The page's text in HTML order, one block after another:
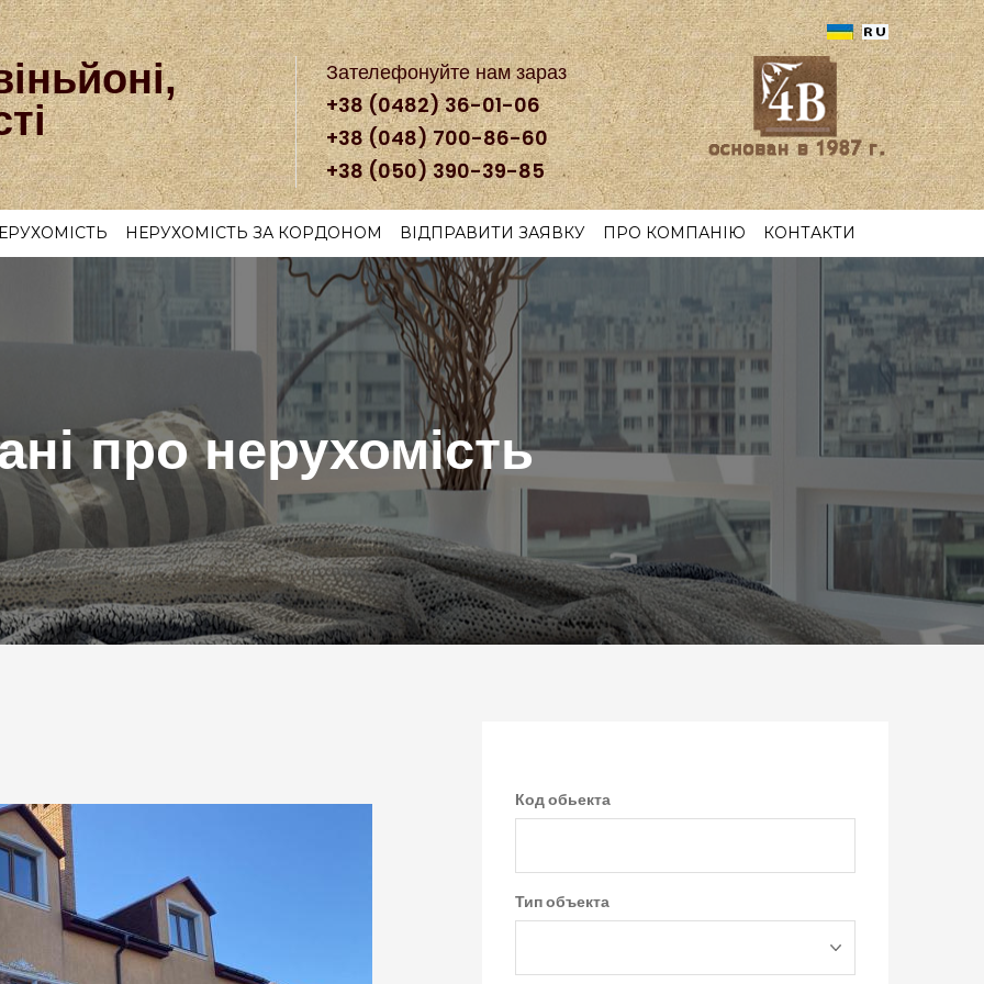
Зателефонуйте нам зараз
+38 (0482) 36-01-06
+38 (048) 700-86-60
+38 (050) 390-39-85
НЕРУХОМІСТЬ ЗА КОРДОНОМ ВІДПРАВИТИ ЗАЯВКУ ПРО КОМПАНІЮ КОНТАКТИ
про нерухомість
Код обьекта
Тип объекта